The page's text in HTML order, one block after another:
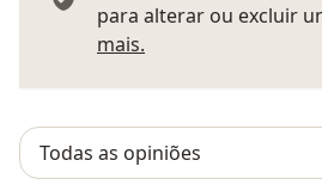
para alterar ou excluir
mais.